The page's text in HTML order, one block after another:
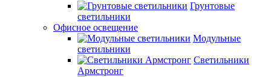
Грунтовые
светильники
Офисное освещение
Модульные
светильники
Светильники
Армстронг